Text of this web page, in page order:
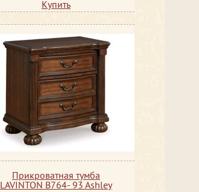
Купить
Прикроватная тумба
LAVINTON B764- 93 Ashley